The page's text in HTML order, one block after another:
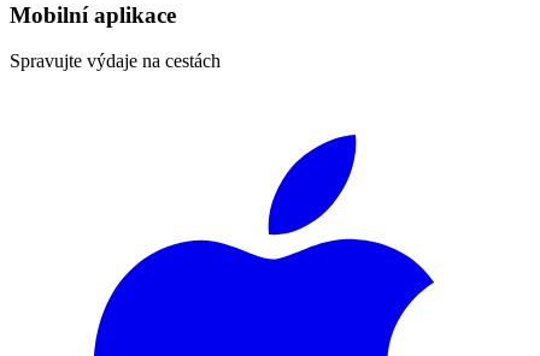
Mobilní aplikace
Spravujte výdaje na cestách